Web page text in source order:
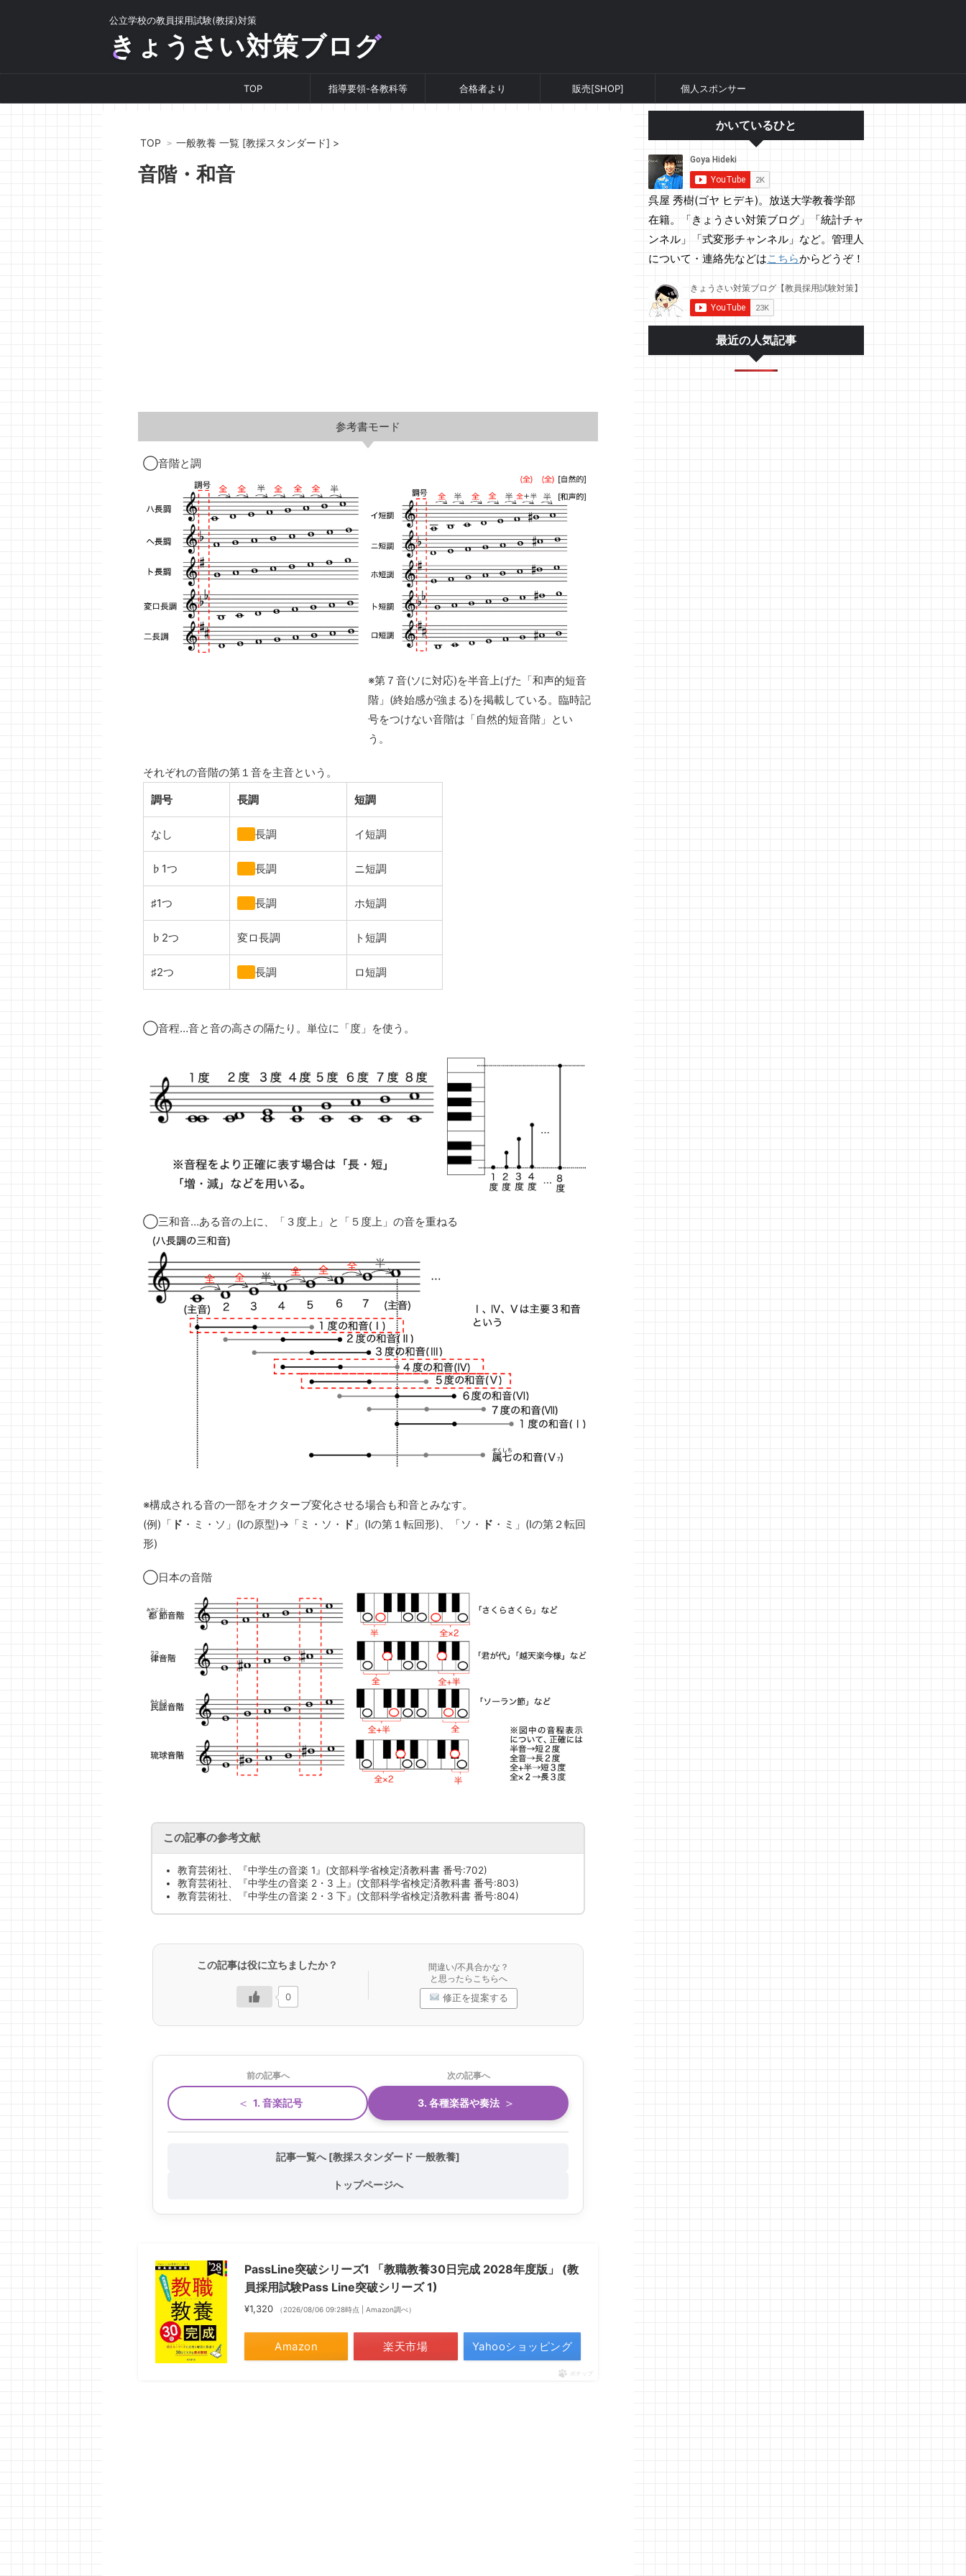
公立学校の教員採用試験(教採)対策
きょうさい対策ブログ
TOP 指導要領-各教科等 合格者より 販売[SHOP] 個人スポンサー
TOP 一般教養 一覧 [教採スタンダード] >
音階・和音
参考書モード
◯音階と調
※第７音(ソに対応)を半音上げた「和声的短音
階」(終始感が強まる)を掲載している。臨時記
号をつけない音階は「自然的短音階」とい
う。
それぞれの音階の第１音を主音という。
調号
長調 短調
なし 長調 イ短調
♭1つ 長調 ニ短調
♯1つ 長調 ホ短調
♭2つ 変ロ長調 ト短調
♯2つ 長調 ロ短調
◯音程…音と音の高さの隔たり。単位に「度」を使う。
◯三和音…ある音の上に、「３度上」と「５度上」の音を重ねる
※構成される音の一部をオクターブ変化させる場合も和音とみなす。
(例)「 ド ・ミ・ソ」(Ⅰの原型)→「ミ・ソ・ ド 」(Ⅰの第１転回形)、「ソ・ ド ・ミ」(Ⅰの第２転回
形)
◯日本の音階
この記事の参考文献
教育芸術社、『中学生の音楽 1』(文部科学省検定済教科書 番号:702)
教育芸術社、『中学生の音楽 2・3 上』(文部科学省検定済教科書 番号:803)
教育芸術社、『中学生の音楽 2・3 下』(文部科学省検定済教科書 番号:804)
この記事は役に立ちましたか？
0
間違い/不具合かな？
と思ったらこちらへ
修正を提案する
前の記事へ 次の記事へ
＜ 1. 音楽記号 3. 各種楽器や奏法 ＞
記事一覧へ [教採スタンダード 一般教養]
トップページへ
PassLine突破シリーズ1 「教職教養30日完成 2028年度版」 (教
員採用試験Pass Line突破シリーズ 1)
¥1,320 （2026/08/06 09:28時点 | Amazon調べ）
Amazon 楽天市場 Yahooショッピング
ポチップ
かいているひと
呉屋 秀樹(ゴヤ ヒデキ)。放送大学教養学部
在籍。「きょうさい対策ブログ」「統計チャ
ンネル」「式変形チャンネル」など。管理人
について・連絡先などはこちらからどうぞ！
最近の人気記事